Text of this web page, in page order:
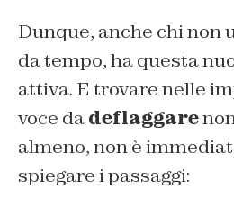
Dunque, anche chi non
da tempo, ha questa
attiva. E trovare nelle
voce dadeflaggare
almeno, non è
spiegare i passaggi: